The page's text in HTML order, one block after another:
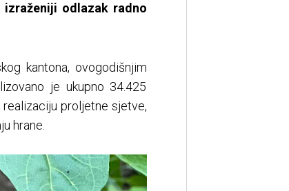
odlazak radno
kantona, ovogodišnjim
je ukupno 34.425
realizaciju proljetne sjetve,
hrane.